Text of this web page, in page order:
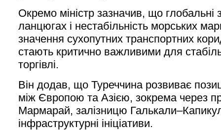
Окремо міністр зазначив, що глобальні
ланцюгах і нестабільність морських
значення сухопутних транспортних
стають критично важливими для
торгівлі.
Він додав, що Туреччина розвиває
між Європою та Азією, зокрема через
Мармарай, залізницю
інфраструктурні ініціативи.